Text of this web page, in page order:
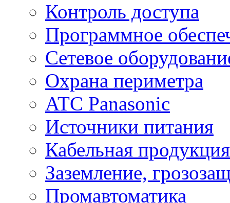
Контроль доступа
Программное
Сетевое
Охрана периметра
ATC Panasonic
Источники питания
Кабельная продукция
Заземление,
Промавтоматика